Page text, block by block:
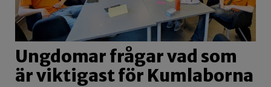
Ungdomar frågar vad som
är viktigast för Kumlaborna